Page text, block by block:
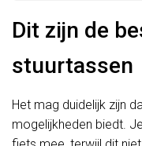
Dit zijn de
stuurtassen
Het mag duidelijk zijn
mogelijkheden biedt.